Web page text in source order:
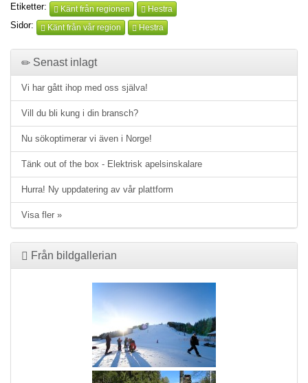
Etiketter: Känt från regionen Hestra
Sidor: Känt från vår region Hestra
Senast inlagt
Vi har gått ihop med oss själva!
Vill du bli kung i din bransch?
Nu sökoptimerar vi även i Norge!
Tänk out of the box - Elektrisk apelsinskalare
Hurra! Ny uppdatering av vår plattform
Visa fler »
Från bildgallerian